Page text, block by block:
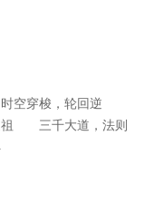
凡人修仙传》，再来
空穿梭，轮回逆
三千大道，法则
篇，一个韩立叱咤